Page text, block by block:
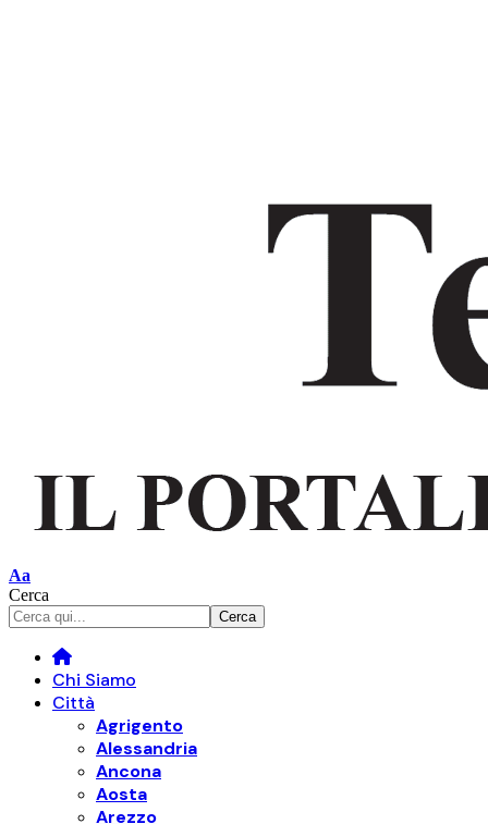
Font
Resizer
Aa
Cerca
Chi Siamo
Città
Agrigento
Alessandria
Ancona
Aosta
Arezzo